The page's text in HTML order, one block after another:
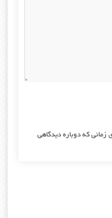
زمانی که دوباره دیدگاهی